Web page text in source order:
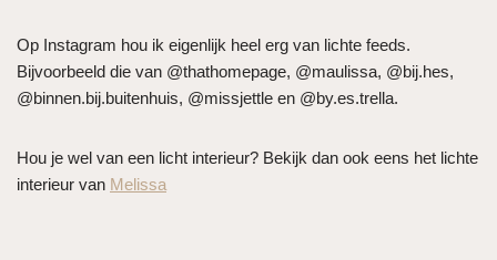
Op Instagram hou ik eigenlijk heel erg van lichte feeds.
Bijvoorbeeld die van @thathomepage, @maulissa, @bij.hes,
@binnen.bij.buitenhuis, @missjettle en @by.es.trella.
Hou je wel van een licht interieur? Bekijk dan ook eens het lichte
interieur van Melissa